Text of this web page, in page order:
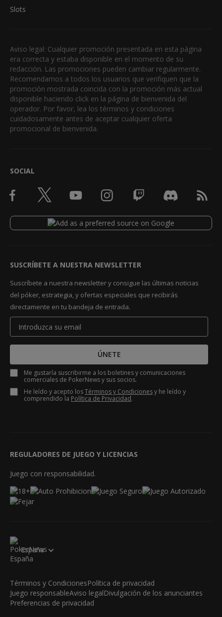
Slots
Aviso legal: Cualquier promoción presentada en esta página
era correcta y estaba disponible en el momento de su
redacción. Las promociones pueden cambiar regularmente.
Recomendamos a todos los usuarios que verifiquen que la
promoción mostrada coincida con la promoción más actual
disponible haciendo click en la página de bienvenida del
operador. Por favor, lea los términos y condiciones
cuidadosamente antes de aceptar cualquier oferta
promocional de bienvenida.
SOCIAL
SUSCRÍBETE A NUESTRA NEWSLETTER
Suscríbete a nuestra newsletter y consigue las últimas noticias
del póker, estrategia, y ofertas especiales que recibirás
directamente en tu bandeja de entrada.
ÚNETE
Me gustaría suscribirme a los boletines y comunicaciones
comerciales de PokerNews y sus socios.
He leído y acepto losTérminos y Condicionesy he leído y
comprendido la Política de Privacidad.
REGULADORES DE JUEGO Y LICENCIAS
Juego con responsabilidad.
España
Términos y CondicionesPolítica de privacidad
Juego responsableAviso legalDivulgación de los anunciantes
Preferencias de privacidad